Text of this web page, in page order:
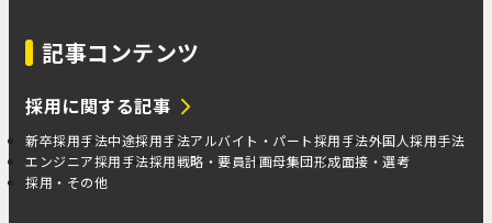
記事コンテンツ
採用に関する記事
新卒採用手法中途採用手法アルバイト・パート採用手法外国人採用手法
エンジニア採用手法採用戦略・要員計画母集団形成面接・選考
採用・その他